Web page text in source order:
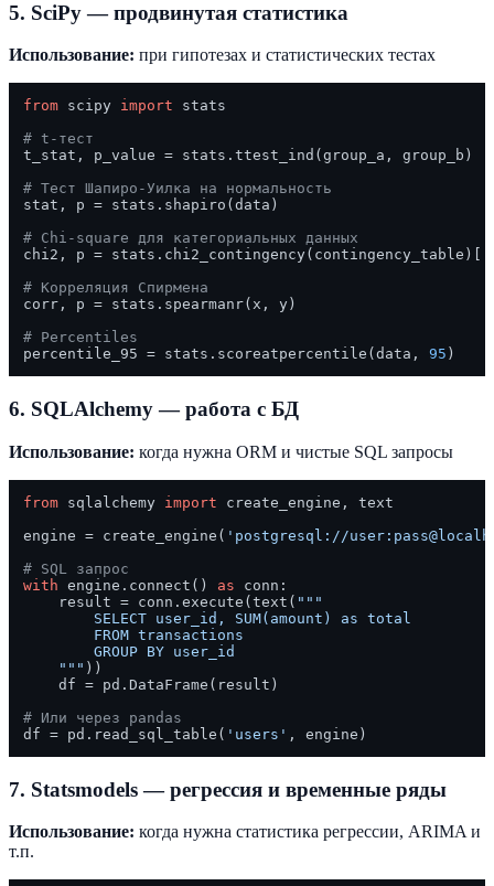
5. SciPy — продвинутая статистика
Использование: при гипотезах и статистических тестах
from scipy import stats
# t-тест
t_stat, p_value = stats.ttest_ind(group_a, group_b)
# Тест Шапиро-Уилка на нормальность
stat, p = stats.shapiro(data)
# Chi-square для категориальных данных
chi2, p = stats.chi2_contingency(contingency_table)[:
# Корреляция Спирмена
corr, p = stats.spearmanr(x, y)
# Percentiles
percentile_95 = stats.scoreatpercentile(data, 95
6. SQLAlchemy — работа с БД
Использование: когда нужна ORM и чистые SQL запросы
from sqlalchemy import create_engine, text
engine = create_engine( 'postgresql://
# SQL запрос
with engine.connect() as conn:
    result = conn.execute(text(
"""
        SELECT user_id, SUM(amount) as total
        FROM transactions
        GROUP BY user_id
    """
))
    df = pd.DataFrame(result)
# Или через pandas
df = pd.read_sql_table( 'users'
7. Statsmodels — регрессия и временные ряды
Использование: когда нужна статистика регрессии, ARIMA и
т.п.